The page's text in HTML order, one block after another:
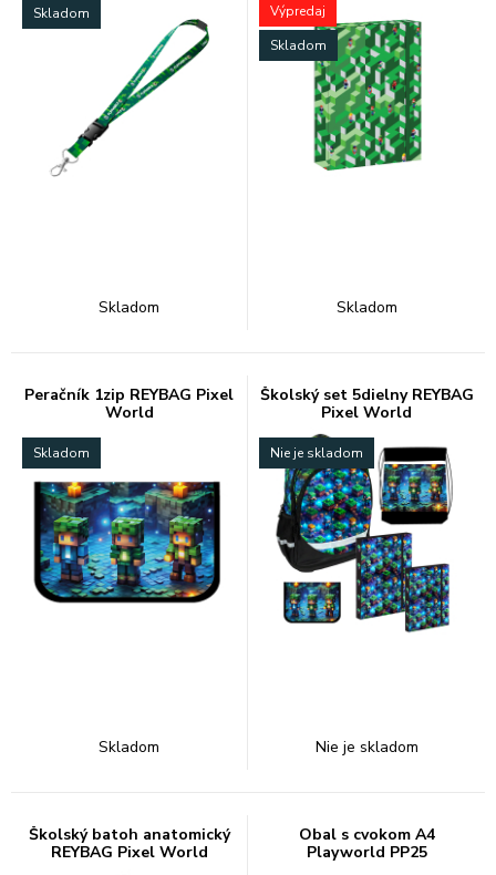
Skladom
Skladom
Výpredaj
Skladom
Skladom
Peračník 1zip REYBAG Pixel
World
Skladom
Skladom
Školský set 5dielny REYBAG
Pixel World
Nie je skladom
Nie je skladom
Školský batoh anatomický
REYBAG Pixel World
Obal s cvokom A4
Playworld PP25